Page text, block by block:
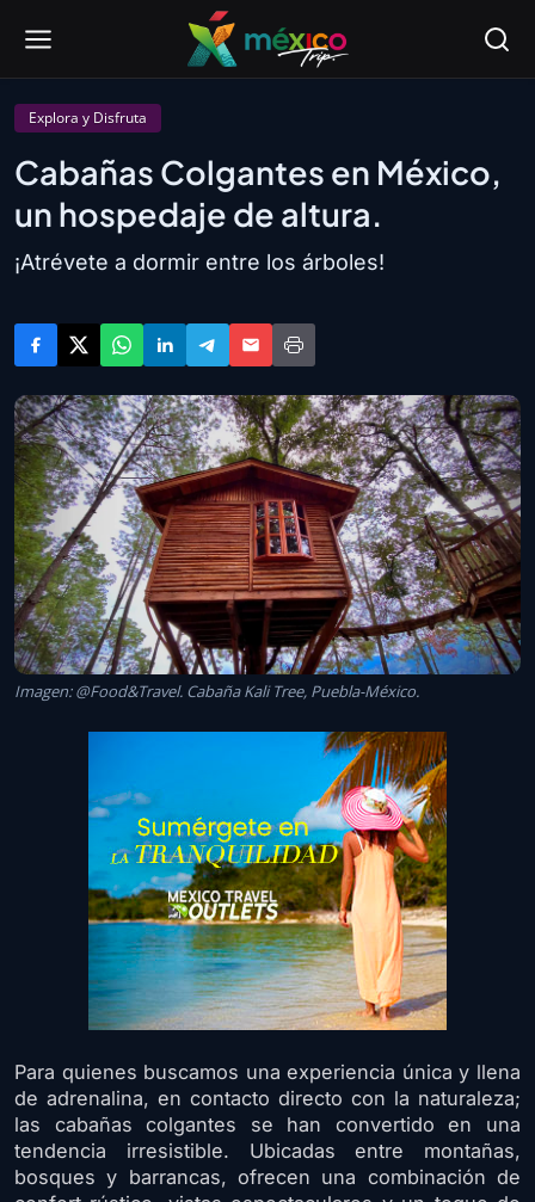
Explora y Disfruta
Cabañas Colgantes en México,
un hospedaje de altura.
¡Atrévete a dormir entre los árboles!
Imagen: @Food&Travel. Cabaña Kali Tree, Puebla-México.
Para quienes buscamos una experiencia única y llena
de adrenalina, en contacto directo con la naturaleza;
las cabañas colgantes se han convertido en una
tendencia irresistible. Ubicadas entre montañas,
bosques y barrancas, ofrecen una combinación de